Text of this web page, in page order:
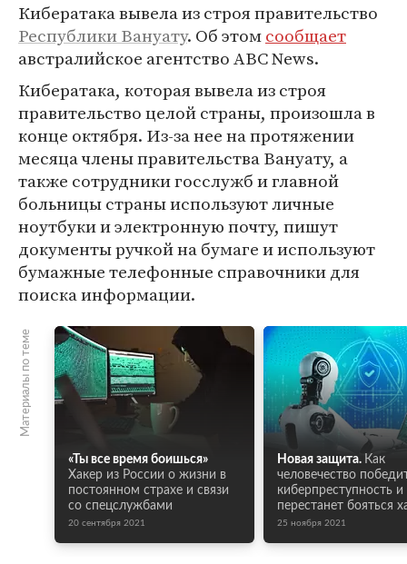
Кибератака вывела из строя правительство
Республики Вануату. Об этомсообщает
австралийское агентство ABC News.
Кибератака, которая вывела из строя
правительство целой страны, произошла в
конце октября. Из-за нее на протяжении
месяца члены правительства Вануату, а
также сотрудники госслужб и главной
больницы страны используют личные
ноутбуки и электронную почту, пишут
документы ручкой на бумаге и используют
бумажные телефонные справочники для
поиска информации.
Материалы по теме
«Ты все время боишься»
Хакер из России о жизни в
постоянном страхе и связи
со спецслужбами
20 сентября 2021
Новая защита. Как
человечество
киберпреступность и
перестанет бояться
25 ноября 2021